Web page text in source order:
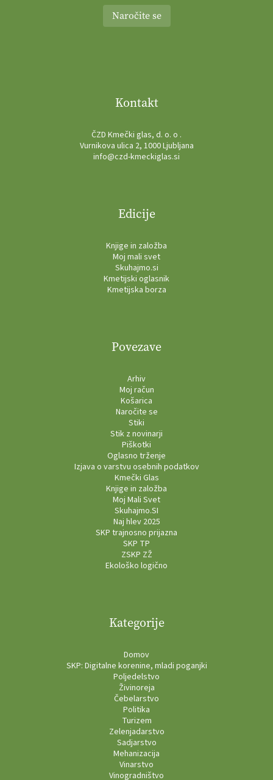
Naročite se
Kontakt
ČZD Kmečki glas, d. o. o .
Vurnikova ulica 2, 1000 Ljubljana
info@czd-kmeckiglas.si
Edicije
Knjige in založba
Moj mali svet
Skuhajmo.si
Kmetijski oglasnik
Kmetijska borza
Povezave
Arhiv
Moj račun
Košarica
Naročite se
Stiki
Stik z novinarji
Piškotki
Oglasno trženje
Izjava o varstvu osebnih podatkov
Kmečki Glas
Knjige in založba
Moj Mali Svet
Skuhajmo.SI
Naj hlev 2025
SKP trajnosno prijazna
SKP TP
ZSKP ZŽ
Ekološko logično
Kategorije
Domov
SKP: Digitalne korenine, mladi poganjki
Poljedelstvo
Živinoreja
Čebelarstvo
Politika
Turizem
Zelenjadarstvo
Sadjarstvo
Mehanizacija
Vinarstvo
Vinogradništvo